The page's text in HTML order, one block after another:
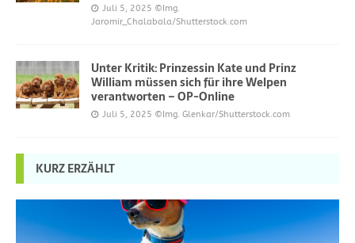
Juli 5, 2025 ©Img.
Jaromir_Chalabala/Shutterstock.com
Unter Kritik: Prinzessin Kate und Prinz
William müssen sich für ihre Welpen
verantworten – OP-Online
Juli 5, 2025 ©Img. Glenkar/Shutterstock.com
KURZ ERZÄHLT